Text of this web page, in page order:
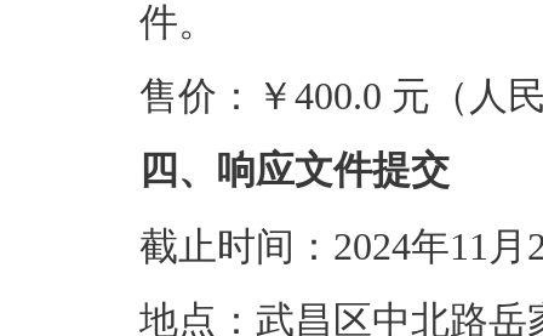
件。
售价：￥400.0 元（人
四、响应文件提交
截止时间：2024年11
地点：武昌区中北路岳